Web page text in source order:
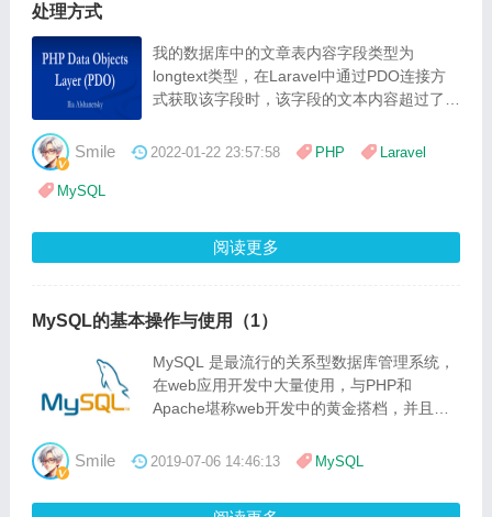
处理方式
我的数据库中的文章表内容字段类型为
longtext类型，在Laravel中通过PDO连接方
式获取该字段时，该字段的文本内容超过了
1048576）
Smile 2022-01-22 23:57:58 PHP Laravel
MySQL
阅读更多
MySQL的基本操作与使用（1）
MySQL 是最流行的关系型数据库管理系统，
在web应用开发中大量使用，与PHP和
Apache堪称web开发中的黄金搭档，并且开
MySQL一些基本操作和使用，让你快速掌握
据库。
Smile 2019-07-06 14:46:13 MySQL